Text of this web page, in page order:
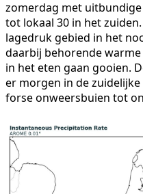
zomerdag met
tot lokaal 30 in het
lagedruk gebied in het
daarbij behorende
in het eten gaan gooien.
er morgen in de
forse onweersbuien tot